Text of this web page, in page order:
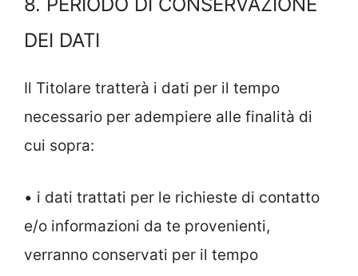
DEI DATI
Il Titolare tratterà i dati per il tempo
necessario per adempiere alle finalità di
cui sopra:
• i dati trattati per le richieste di contatto
e/o informazioni da te provenienti,
verranno conservati per il tempo